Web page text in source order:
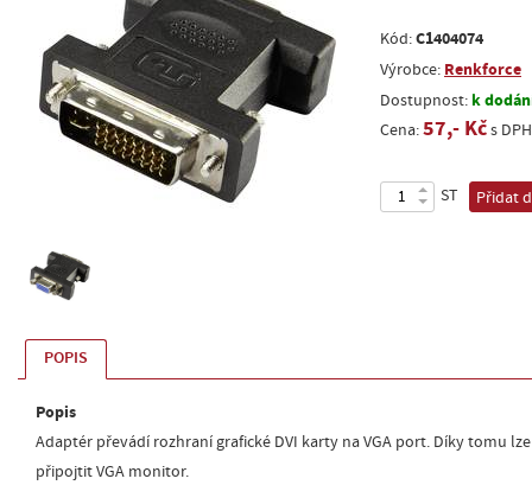
Kód:C1404074
Výrobce: Renkforce
Dostupnost:k
Cena:57,- Kčs DPH
ST Přidat
POPIS
Popis
Adaptér převádí rozhraní grafické DVI karty na VGA port. Díky tomu
připojtit VGA monitor.